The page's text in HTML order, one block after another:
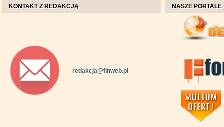
KONTAKT Z REDAKCJĄ
redakcja@finweb.pl
NASZE PORTALE